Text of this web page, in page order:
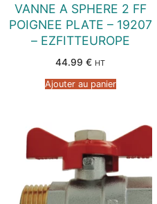
VANNE A SPHERE 2 FF
POIGNEE PLATE – 19207
– EZFITTEUROPE
44.99 € HT
Ajouter au panier